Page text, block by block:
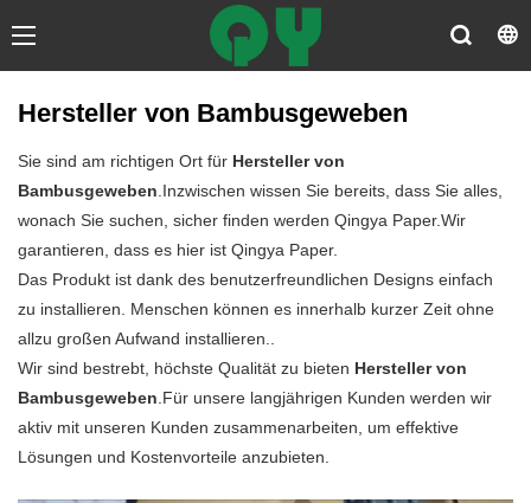
Hersteller von Bambusgeweben
Sie sind am richtigen Ort für Hersteller von
Bambusgeweben.Inzwischen wissen Sie bereits, dass Sie alles,
wonach Sie suchen, sicher finden werden Qingya Paper.Wir
garantieren, dass es hier ist Qingya Paper.
Das Produkt ist dank des benutzerfreundlichen Designs einfach
zu installieren. Menschen können es innerhalb kurzer Zeit ohne
allzu großen Aufwand installieren..
Wir sind bestrebt, höchste Qualität zu bieten Hersteller von
Bambusgeweben.Für unsere langjährigen Kunden werden wir
aktiv mit unseren Kunden zusammenarbeiten, um effektive
Lösungen und Kostenvorteile anzubieten.